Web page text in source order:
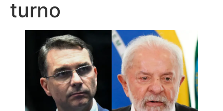
turno